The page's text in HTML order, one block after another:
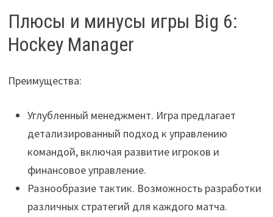
Плюсы и минусы игры Big 6:
Hockey Manager
Преимущества:
Углубленный менеджмент. Игра предлагает
детализированный подход к управлению
командой, включая развитие игроков и
финансовое управление.
Разнообразие тактик. Возможность разработки
различных стратегий для каждого матча.